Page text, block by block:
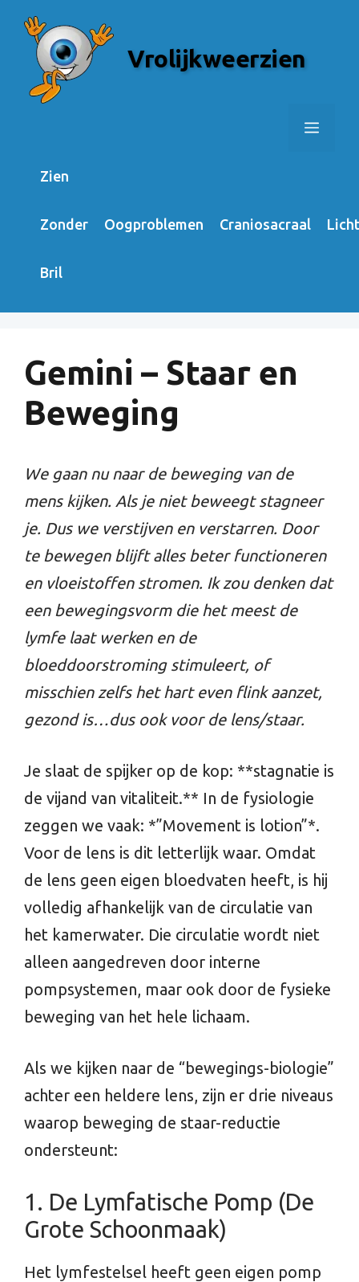
content
Vrolijkweerzien
Menu
Zien
Zonder
Bril
Oogproblemen Craniosacraal Licht
Gemini – Staar en
Beweging
We gaan nu naar de beweging van de
mens kijken. Als je niet beweegt stagneer
je. Dus we verstijven en verstarren. Door
te bewegen blijft alles beter functioneren
en vloeistoffen stromen. Ik zou denken dat
een bewegingsvorm die het meest de
lymfe laat werken en de
bloeddoorstroming stimuleert, of
misschien zelfs het hart even flink aanzet,
gezond is…dus ook voor de lens/staar.
Je slaat de spijker op de kop: **stagnatie is
de vijand van vitaliteit.** In de fysiologie
zeggen we vaak: *”Movement is lotion”*.
Voor de lens is dit letterlijk waar. Omdat
de lens geen eigen bloedvaten heeft, is hij
volledig afhankelijk van de circulatie van
het kamerwater. Die circulatie wordt niet
alleen aangedreven door interne
pompsystemen, maar ook door de fysieke
beweging van het hele lichaam.
Als we kijken naar de “bewegings-biologie”
achter een heldere lens, zijn er drie niveaus
waarop beweging de staar-reductie
ondersteunt:
1. De Lymfatische Pomp (De
Grote Schoonmaak)
Het lymfestelsel heeft geen eigen pomp